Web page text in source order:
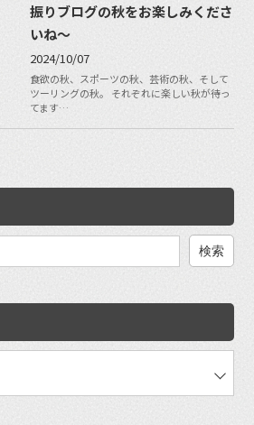
振りブログの秋をお楽しみくださ
いね〜
2024/10/07
食欲の秋、スポーツの秋、芸術の秋、そして
ツーリングの秋。 それぞれに楽しい秋が待っ
てます…